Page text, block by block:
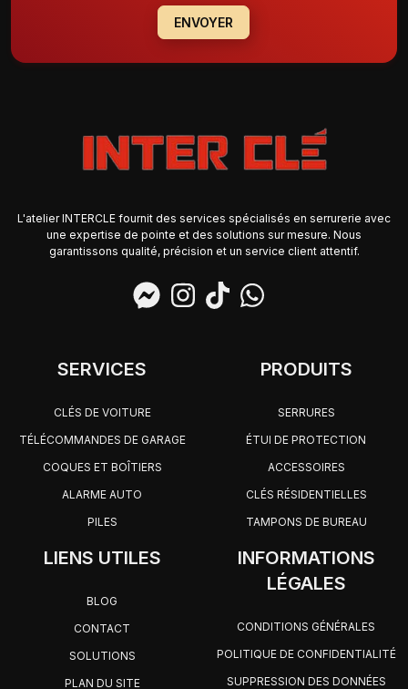
ENVOYER
L'atelier INTERCLE fournit des services spécialisés en serrurerie avec
une expertise de pointe et des solutions sur mesure. Nous
garantissons qualité, précision et un service client attentif.
SERVICES
CLÉS DE VOITURE
TÉLÉCOMMANDES DE GARAGE
COQUES ET BOÎTIERS
ALARME AUTO
PILES
PRODUITS
SERRURES
ÉTUI DE PROTECTION
ACCESSOIRES
CLÉS RÉSIDENTIELLES
TAMPONS DE BUREAU
LIENS UTILES
BLOG
CONTACT
SOLUTIONS
PLAN DU SITE
INFORMATIONS
LÉGALES
CONDITIONS GÉNÉRALES
POLITIQUE DE CONFIDENTIALITÉ
SUPPRESSION DES DONNÉES